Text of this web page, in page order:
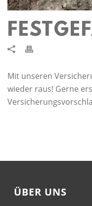
Mit unseren
wieder raus! Gerne
ÜBER UNS